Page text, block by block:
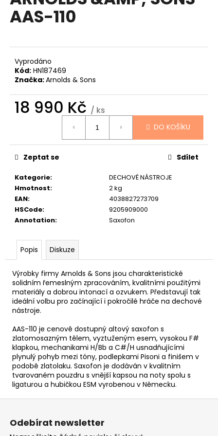
0,0
z
AAS-110
Vyprodáno
Kód: HN187469
Značka:Arnolds & Sons
18 990 Kč / ks
DO KOŠÍKU
Kategorie:
DECHOVÉ NÁSTROJE
Hmotnost:
2 kg
EAN:
4038827273709
HSCode:
9205909000
Annotation: Saxofon
Zeptat se Sdílet
Popis Diskuze
Výrobky firmy Arnolds & Sons jsou charakteristické
solidním řemeslným zpracováním, kvalitními použitými
materiály a dobrou intonací a ozvukem. Představují tak
ideální volbu pro začínající i pokročilé hráče na dechové
nástroje.
AAS-110 je cenově dostupný altový saxofon s
zlatomosazným tělem, vyztuženým esem, vysokou F#
klapkou, mechanikami H/Bb a C#/H usnadňujícími
plynulý pohyb mezi tóny, podlepkami Pisoni a finišem v
podobě zlatolaku. Saxofon je dodáván v kvalitním
tvarovaném pouzdru s vnější kapsou na noty spolu s
ligaturou a hubičkou ESM vyrobenou v Německu.
a
j
t
?
HLEDAT
D
p
o
u
č
m
e
DR
STRINGS
DRAGON
SKIN+
COATED
PHOSPHOR
BRONZE
LIGHT
12-
54
STRUNY
PRO
AKUSTICKOU
400
Z
Odebírat newsletter